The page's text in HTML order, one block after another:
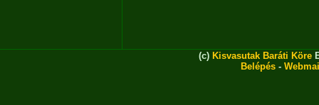
(c) Kisvasutak Baráti Köre
Belépés -